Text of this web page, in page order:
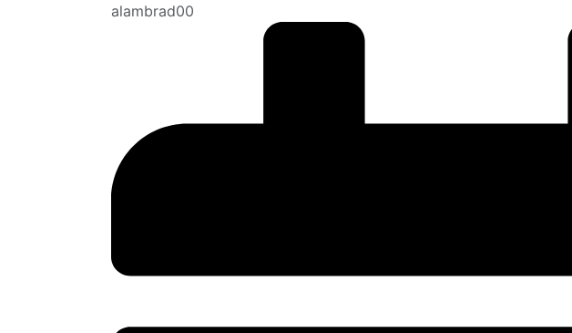
alambrad00